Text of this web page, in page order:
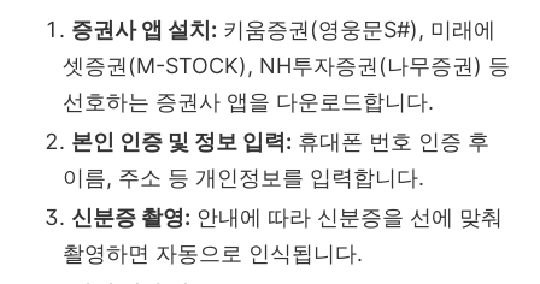
증권사 앱 설치: 키움증권(영웅문S#), 미래에
셋증권(M-STOCK), NH투자증권(나무증권) 등
선호하는 증권사 앱을 다운로드합니다.
본인 인증 및 정보 입력: 휴대폰 번호 인증 후
이름, 주소 등 개인정보를 입력합니다.
신분증 촬영: 안내에 따라 신분증을 선에 맞춰
촬영하면 자동으로 인식됩니다.